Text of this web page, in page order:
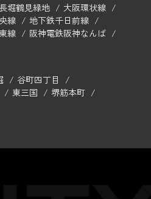
堀鶴見緑地
大阪環状線
線
地下鉄千日前線
線
阪神電鉄阪神なんば
谷町四丁目
東三国
堺筋本町